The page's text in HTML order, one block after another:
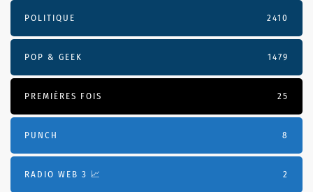
POLITIQUE 2410
POP & GEEK 1479
PREMIÈRES FOIS 25
PUNCH 8
RADIO WEB 3 📈 2